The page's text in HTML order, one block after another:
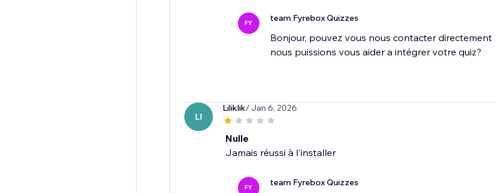
FY team Fyrebox Quizzes
Bonjour, pouvez vous nous contacter
nous puissions vous aider a intégrer votre quiz?
LI
Liliklik/ Jan 6, 2026
Nulle
Jamais réussi à l'installer
FY team Fyrebox Quizzes